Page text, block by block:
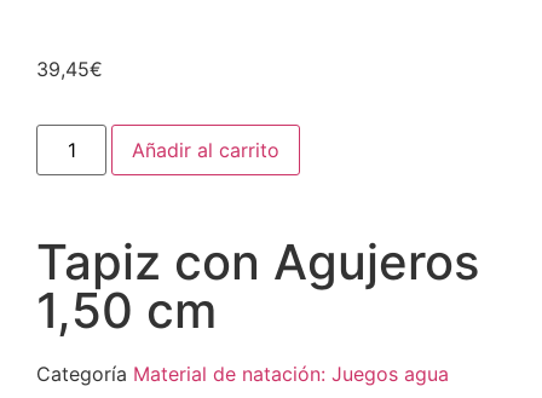
39,45€
Añadir al carrito
Tapiz con Agujeros
1,50 cm
Categoría Material de natación: Juegos agua